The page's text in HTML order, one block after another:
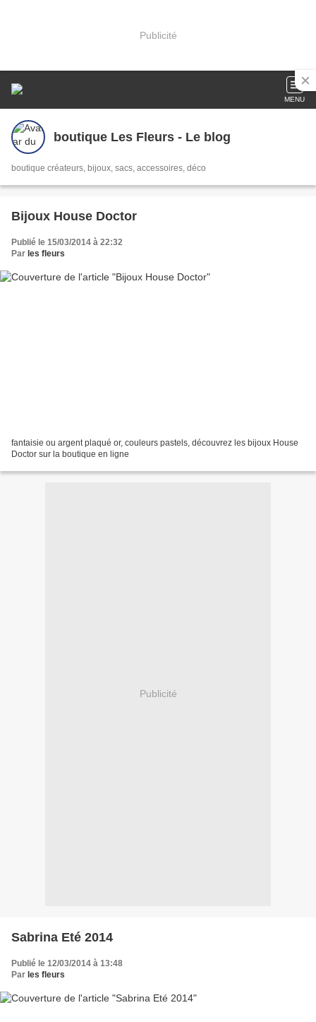
Publicité
MENU
boutique Les Fleurs - Le blog
boutique créateurs, bijoux, sacs, accessoires, déco
Bijoux House Doctor
Publié le 15/03/2014 à 22:32
Par les fleurs
fantaisie ou argent plaqué or, couleurs pastels, découvrez les bijoux House
Doctor sur la boutique en ligne
Publicité
Sabrina Eté 2014
Publié le 12/03/2014 à 13:48
Par les fleurs